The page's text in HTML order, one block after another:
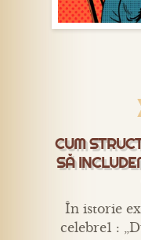
CUM
SĂ
În istorie
celebre1 :